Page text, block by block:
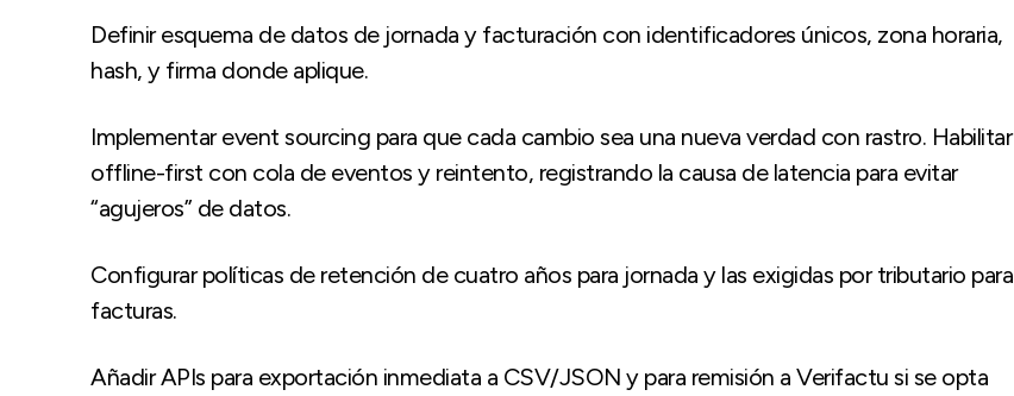
Definir esquema de datos de jornada y facturación con identificadores únicos, zona horaria,
hash, y firma donde aplique.
Implementar event sourcing para que cada cambio sea una nueva verdad con rastro. Habilitar
offline-first con cola de eventos y reintento, registrando la causa de latencia para evitar
“agujeros” de datos.
Configurar políticas de retención de cuatro años para jornada y las exigidas por tributario para
facturas.
Añadir APIs para exportación inmediata a CSV/JSON y para remisión a Verifactu si se opta